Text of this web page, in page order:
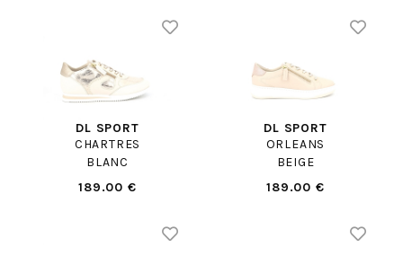
DL SPORT
CHARTRES
BLANC
189.00 €
DL SPORT
ORLEANS
BEIGE
189.00 €